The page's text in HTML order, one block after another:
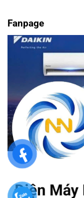
Fanpage